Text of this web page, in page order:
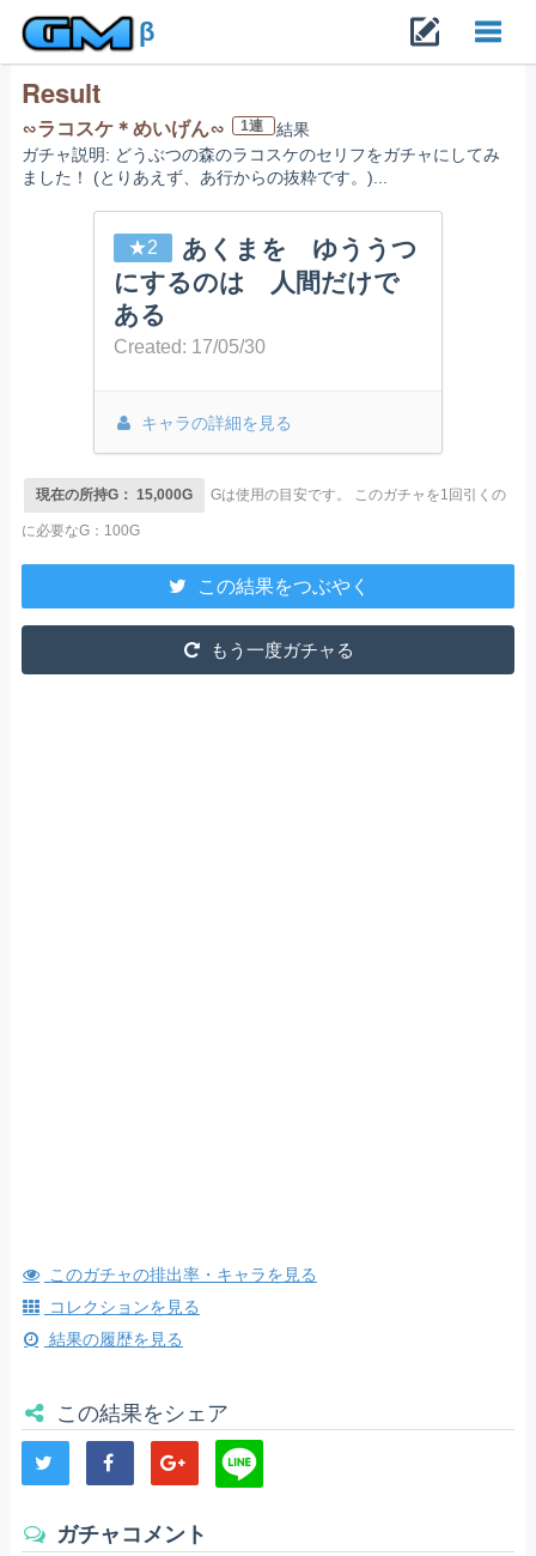
β
Result
∽ラコスケ＊めいげん∽ 1連
結果
ガチャ説明: どうぶつの森のラコスケのセリフをガチャにしてみ
ました！ (とりあえず、あ行からの抜粋です。)...
★2
あくまを ゆううつ
にするのは 人間だけで
ある
Created: 17/05/30
キャラの詳細を見る
現在の所持G： 15,000G Gは使用の目安です。 このガチャを1回引くの
に必要なG：100G
この結果をつぶやく
もう一度ガチャる
このガチャの排出率・キャラを見る
コレクションを見る
結果の履歴を見る
この結果をシェア
ガチャコメント